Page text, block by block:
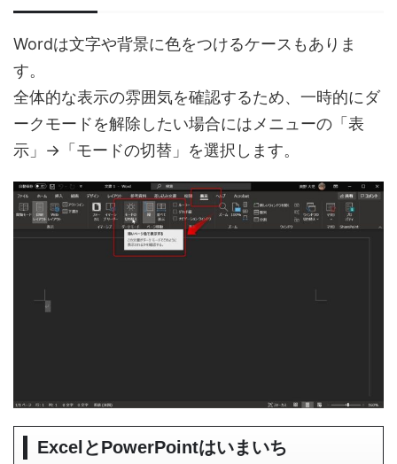
Wordは文字や背景に色をつけるケースもありま
す。
全体的な表示の雰囲気を確認するため、一時的にダ
ークモードを解除したい場合にはメニューの「表
示」→「モードの切替」を選択します。
ExcelとPowerPointはいまいち